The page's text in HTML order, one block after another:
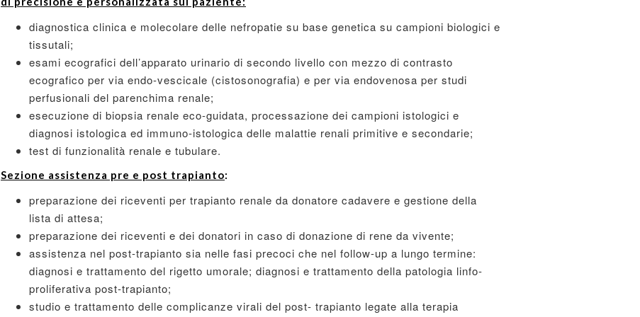
diagnostica clinica e molecolare delle nefropatie su base genetica su campioni biologici e
tissutali;
esami ecografici dell’apparato urinario di secondo livello con mezzo di contrasto
ecografico per via endo-vescicale (cistosonografia) e per via endovenosa per studi
perfusionali del parenchima renale;
esecuzione di biopsia renale eco-guidata, processazione dei campioni istologici e
diagnosi istologica ed immuno-istologica delle malattie renali primitive e secondarie;
test di funzionalità renale e tubulare.
Sezione assistenza pre e post trapianto:
preparazione dei riceventi per trapianto renale da donatore cadavere e gestione della
lista di attesa;
preparazione dei riceventi e dei donatori in caso di donazione di rene da vivente;
assistenza nel post-trapianto sia nelle fasi precoci che nel follow-up a lungo termine:
diagnosi e trattamento del rigetto umorale; diagnosi e trattamento della patologia linfo-
proliferativa post-trapianto;
studio e trattamento delle complicanze virali del post- trapianto legate alla terapia